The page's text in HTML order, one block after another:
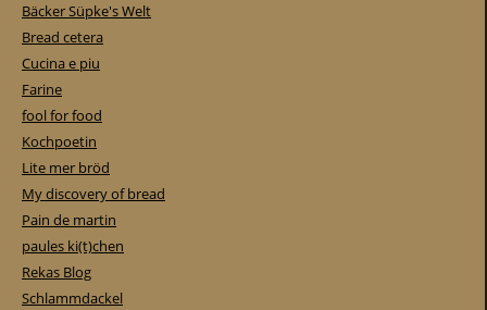
Bäcker Süpke's Welt
Bread cetera
Cucina e piu
Farine
fool for food
Kochpoetin
Lite mer bröd
My discovery of bread
Pain de martin
paules ki(t)chen
Rekas Blog
Schlammdackel